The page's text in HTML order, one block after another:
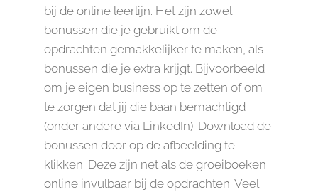
bij de online leerlijn. Het zijn zowel
bonussen die je gebruikt om de
opdrachten gemakkelijker te maken, als
bonussen die je extra krijgt. Bijvoorbeeld
om je eigen business op te zetten of om
te zorgen dat jij die baan bemachtigd
(onder andere via LinkedIn). Download de
bonussen door op de afbeelding te
klikken. Deze zijn net als de groeiboeken
online invulbaar bij de opdrachten. Veel